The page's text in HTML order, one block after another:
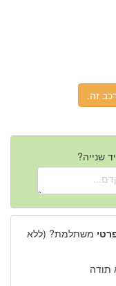
משתלמת? (ללא
תודה